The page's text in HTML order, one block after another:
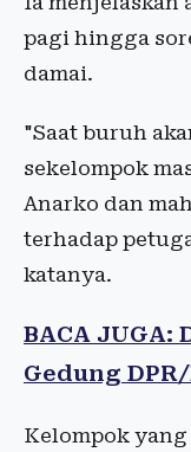
pagi hingga
damai.
"Saat buruh
sekelompok
Anarko dan
terhadap
katanya.
BACA JUGA:
Gedung
Kelompok